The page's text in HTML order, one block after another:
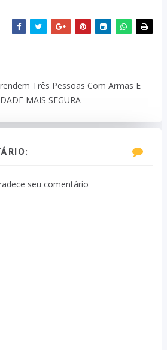
Três Pessoas Com Armas E
MAIS SEGURA
seu comentário